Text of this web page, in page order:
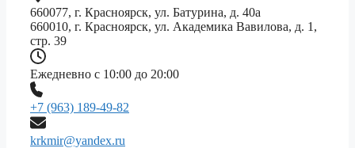
660077, г. Красноярск, ул. Батурина, д. 40а
660010, г. Красноярск, ул. Академика Вавилова, д. 1,
стр. 39
Ежедневно с 10:00 до 20:00
+7 (963) 189-49-82
krkmir@yandex.ru